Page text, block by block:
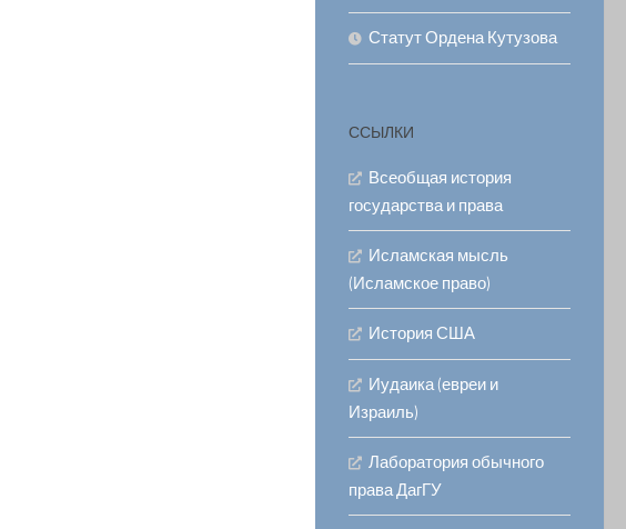
Статут Ордена Кутузова
ССЫЛКИ
Всеобщая история
государства и права
Исламская мысль
(Исламское право)
История США
Иудаика (евреи и
Израиль)
Лаборатория обычного
права ДагГУ